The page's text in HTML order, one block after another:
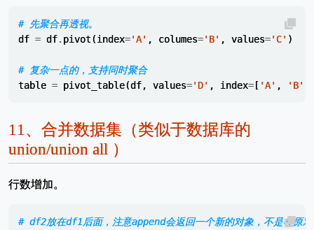
# 先聚合再透视。
df = df. pivot(index='A' , columes='B' , values='C' )
# 复杂一点的，支持同时聚合
table = pivot_table(df, values='D' , index= [ 'A' , 'B'
11、 合并数据集（类似于数据库的
union/union all ）
行数增加。
# df2放在df1后面，注意append会返回一个新的对象，不是在原对